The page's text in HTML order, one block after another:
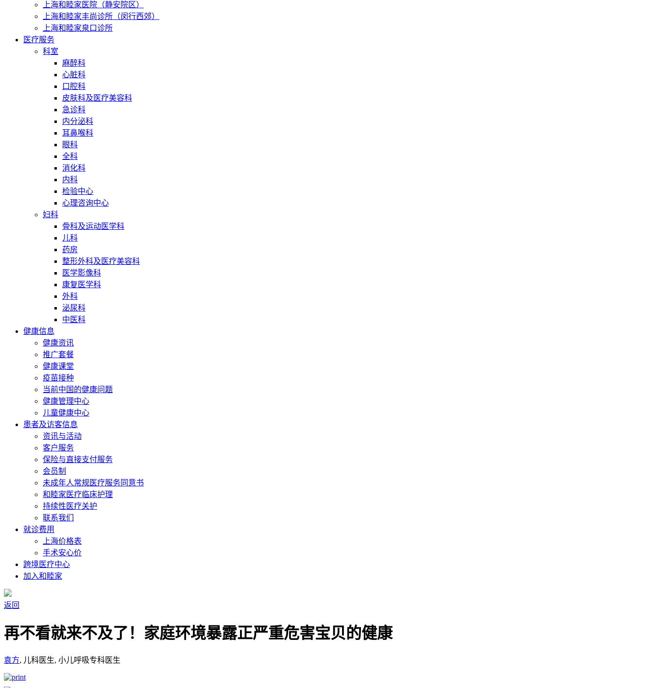
上海和睦家医院（静安院区）
上海和睦家丰尚诊所（闵行西郊）
上海和睦家泉口诊所
医疗服务
科室
麻醉科
心脏科
口腔科
皮肤科及医疗美容科
急诊科
内分泌科
耳鼻喉科
眼科
全科
消化科
内科
检验中心
心理咨询中心
妇科
骨科及运动医学科
儿科
药房
整形外科及医疗美容科
医学影像科
康复医学科
外科
泌尿科
中医科
健康信息
健康资讯
推广套餐
健康课堂
疫苗接种
当前中国的健康问题
健康管理中心
儿童健康中心
患者及访客信息
资讯与活动
客户服务
保险与直接支付服务
会员制
未成年人常规医疗服务同意书
和睦家医疗临床护理
持续性医疗关护
联系我们
就诊费用
上海价格表
手术安心价
跨境医疗中心
加入和睦家
返回
再不看就来不及了！家庭环境暴露正严重危害宝贝的健康
袁方, 儿科医生, 小儿呼吸专科医生